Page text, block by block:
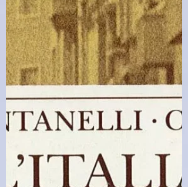
mondo fino ad allora tenuto segreto,
raccontandone luci e ombre. Dopo aver
vividamente descritto attraverso le storie di sua
madre e di sua nonna il cambiamento di un
Paese che nell’arco di sett